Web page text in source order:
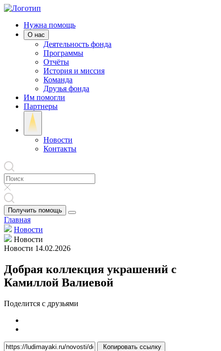
Нужна помощь
О нас
Деятельность фонда
Программы
Отчёты
История и миссия
Команда
Друзья фонда
Им помогли
Партнеры
Новости
Контакты
Получить помощь
Главная
Новости
Новости
Новости 14.02.2026
Добрая коллекция украшений с
Камиллой Валиевой
Поделится с друзьями
Копировать ссылку